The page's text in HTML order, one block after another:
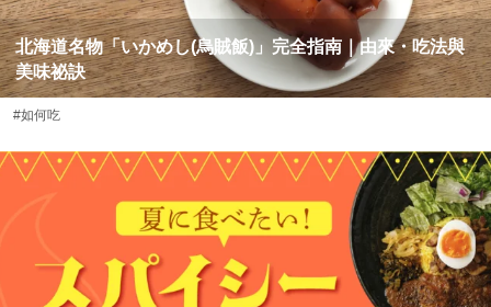
北海道名物「いかめし(烏賊飯)」完全指南｜由來・吃法與
美味祕訣
#如何吃